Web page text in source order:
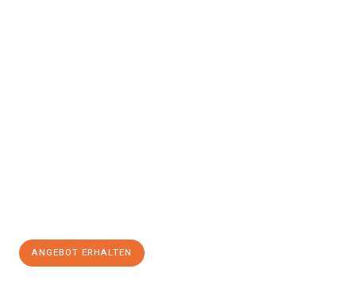
ANGEBOT ERHALTEN